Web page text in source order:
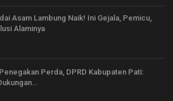
Asam Lambung Naik! Ini Gejala, Pemicu,
Alaminya
Perda, DPRD Kabupaten Pati: